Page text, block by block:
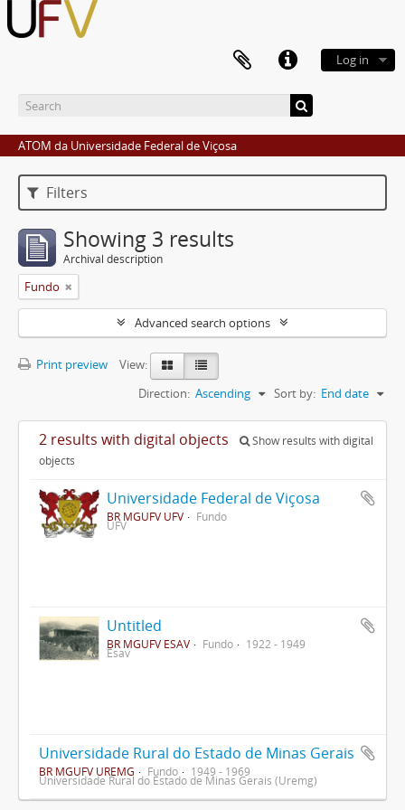
Log in
ATOM da Universidade Federal de Viçosa
Filters
Showing 3 results
Archival description
Fundo
Advanced search options
Print preview
View:
Sort by: End date
Direction: Ascending
2 results with digital objects
Show results with digital
objects
Universidade Federal de Viçosa
BR MGUFV UFV Fundo
UFV
Untitled
BR MGUFV ESAV Fundo 1922 - 1949
Esav
Universidade Rural do Estado de Minas Gerais
BR MGUFV UREMG Fundo 1949 - 1969
Universidade Rural do Estado de Minas Gerais (Uremg)